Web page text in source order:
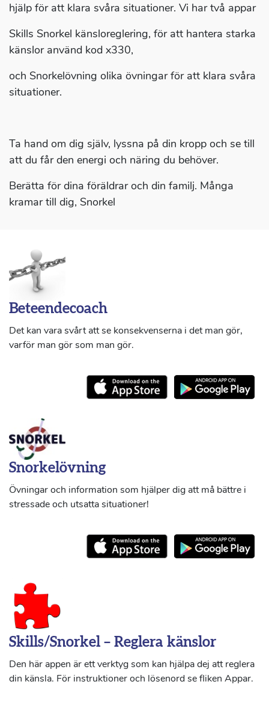
hjälp för att klara svåra situationer. Vi har två appar
Skills Snorkel känsloreglering, för att hantera starka
känslor använd kod x330,
och Snorkelövning olika övningar för att klara svåra
situationer.
Ta hand om dig själv, lyssna på din kropp och se till
att du får den energi och näring du behöver.
Berätta för dina föräldrar och din familj. Många
kramar till dig, Snorkel
Beteendecoach
Det kan vara svårt att se konsekvenserna i det man gör,
varför man gör som man gör.
Snorkelövning
Övningar och information som hjälper dig att må bättre i
stressade och utsatta situationer!
Skills/Snorkel – Reglera känslor
Den här appen är ett verktyg som kan hjälpa dej att reglera
din känsla. För instruktioner och lösenord se fliken Appar.